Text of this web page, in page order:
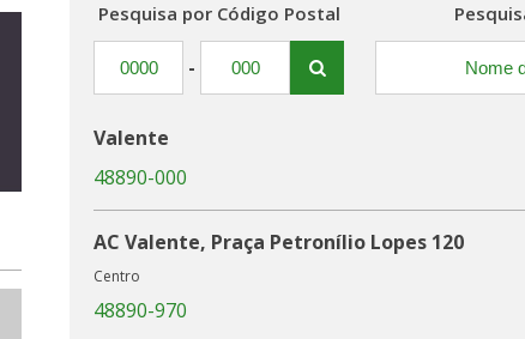
Pesquisa por Código Postal
-
Valente
48890-000
AC Valente, Praça Petronílio Lopes 120
Centro
48890-970